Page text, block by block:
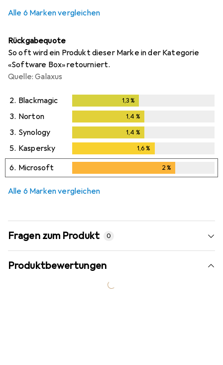
Alle 6 Marken vergleichen
Rückgabequote
So oft wird ein Produkt dieser Marke in der Kategorie
«Software Box» retourniert.
Quelle: Galaxus
2. Blackmagic 1,3%
3. Norton 1,4 %
3. Synology 1,4 %
5. Kaspersky 1,6%
6. Microsoft 2%
Alle 6 Marken vergleichen
Fragen zum Produkt 0
Produktbewertungen